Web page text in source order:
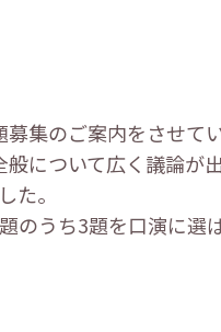
集のご案内をさせてい
について広く議論が
た。
うち3題を口演に選